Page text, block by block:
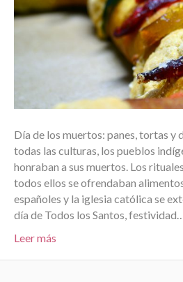
Día de los muertos: panes, tortas y
todas las culturas, los pueblos
honraban a sus muertos. Los
todos ellos se ofrendaban
españoles y la iglesia católica se
día de Todos los Santos,
Leer más